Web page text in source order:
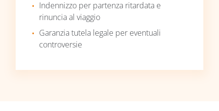
Indennizzo per partenza ritardata e
rinuncia al viaggio
Garanzia tutela legale per eventuali
controversie